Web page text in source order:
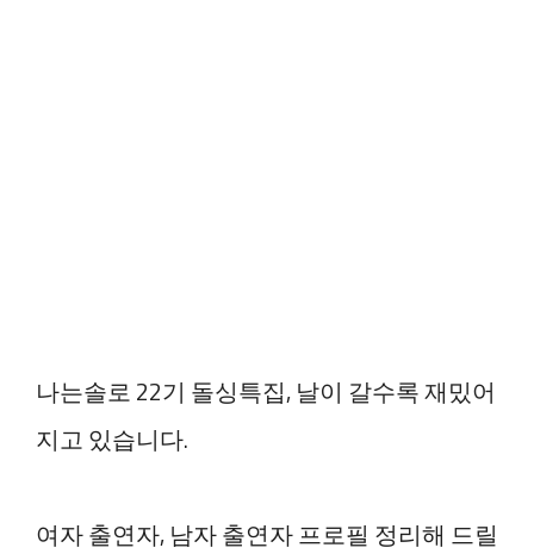
나는솔로 22기 돌싱특집, 날이 갈수록 재밌어
지고 있습니다.
여자 출연자, 남자 출연자 프로필 정리해 드릴